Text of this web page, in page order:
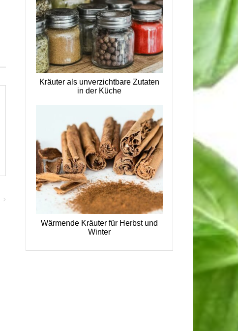
Kräuter als unverzichtbare Zutaten
in der Küche
Wärmende Kräuter für Herbst und
Winter